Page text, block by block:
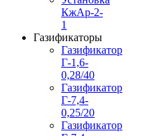
КжАр-2-
1
Газификаторы
Газификатор
Г-1,6-
0,28/40
Газификатор
Г-7,4-
0,25/20
Газификатор